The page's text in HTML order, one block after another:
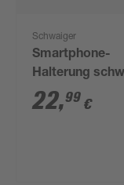
Schwaiger
Smartphone-
Halterung
mit QI-
22,99 €